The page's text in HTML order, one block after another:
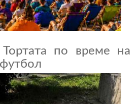
по време на